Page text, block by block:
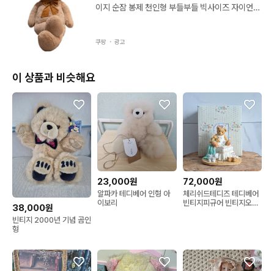
이지 순잠 봉제 천인형 부들부들 빅사이즈 자이언트
쿠팡 ・ 광고
이 상품과 비슷해요
38,000원
빈티지 2000년 기념 곰인
형
23,000원
알파카 테디베어 인형 아
이보리
72,000원
체리쉬드테디즈 테디베어
빈티지피규어 빈티지오르